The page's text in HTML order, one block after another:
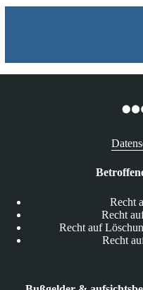
Recht
Recht
Recht auf
Recht